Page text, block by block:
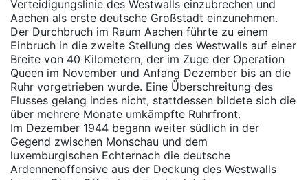
Verteidigungslinie des Westwalls einzubrechen und
Aachen als erste deutsche Großstadt einzunehmen.
Der Durchbruch im Raum Aachen führte zu einem
Einbruch in die zweite Stellung des Westwalls auf einer
Breite von 40 Kilometern, der im Zuge der Operation
Queen im November und Anfang Dezember bis an die
Ruhr vorgetrieben wurde. Eine Überschreitung des
Flusses gelang indes nicht, stattdessen bildete sich die
über mehrere Monate umkämpfte Ruhrfront.
Im Dezember 1944 begann weiter südlich in der
Gegend zwischen Monschau und dem
luxemburgischen Echternach die deutsche
Ardennenoffensive aus der Deckung des Westwalls